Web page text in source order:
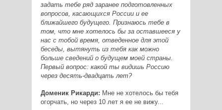
задать тебе ряд заранее подготовленных
вопросов, касающихся России и ее
ближайшего будущего. Признаюсь тебе в
том, что мне хотелось бы за оставшееся у
нас с тобой время, отведенное для этой
беседы, вытянуть из тебя как можно
больше сведений о будущем моей страны.
Первый вопрос: какой ты видишь Россию
через десять-двадцать лет?
Доменик Рикарди: Мне не хотелось бы тебя
огорчать, но через 10 лет я ее не вижу...